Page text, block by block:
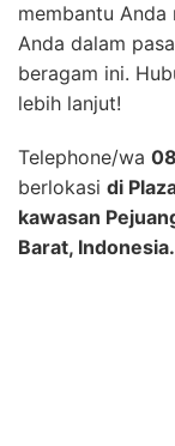
membantu
Anda dalam
beragam ini.
lebih lanjut!
Telephone/wa
berlokasi di
kawasan
Barat, Indonesia.